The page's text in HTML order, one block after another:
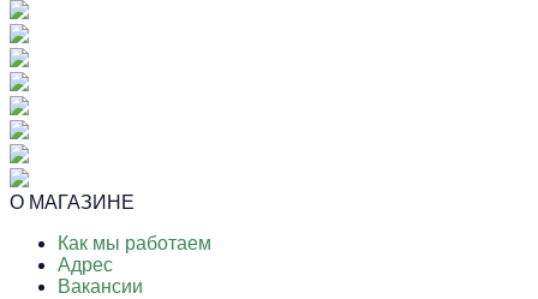
О МАГАЗИНЕ
Как мы работаем
Адрес
Вакансии